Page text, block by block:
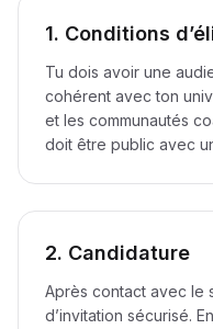
1. Conditions
Tu dois avoir une
cohérent avec ton
et les communautés
doit être public avec
2. Candidature
Après contact avec le
d’invitation sécurisé.